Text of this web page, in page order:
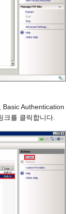
Basic Authentication
크를 클릭합니다.